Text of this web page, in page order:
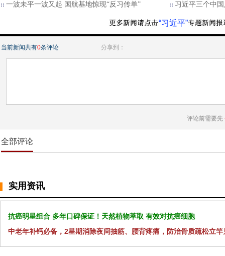
一波未平一波又起 国航基地惊现“反习传单”
习近平三个中
“习近平”
当前新闻共有0条评论 分享到：
评论前需要先
全部评论
实用资讯
抗癌明星组合 多年口碑保证！天然植物萃取 有效对抗癌细胞
中老年补钙必备，2星期消除夜间抽筋、腰背疼痛，防治骨质疏松立竿